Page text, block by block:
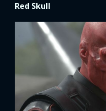
Red Skull